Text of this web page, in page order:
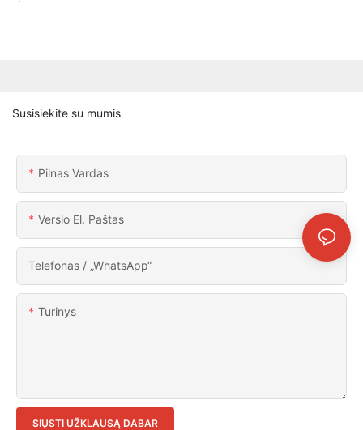
Susisiekite su mumis
Pilnas Vardas
Verslo El. Paštas
Telefonas / „WhatsApp“
Turinys
SIŲSTI UŽKLAUSĄ DABAR